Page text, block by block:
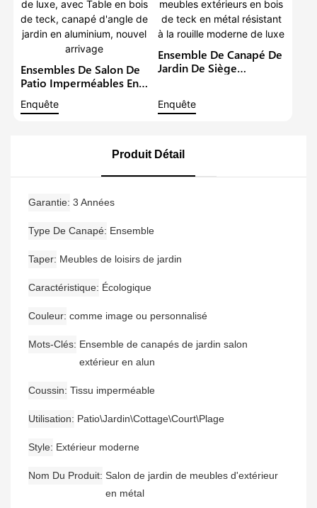
Ensembles De Salon De
Patio Imperméables En
D'extérieur De Luxe,
Jardin En Aluminium,
Enquête
Ensemble De Canapé De
Jardin De Siège
Extérieurs En Bois De
De Luxe
Enquête
Produit Détail
Garantie 3 Années
Type De Canapé Ensemble
Taper Meubles de loisirs de jardin
Caractéristique Écologique
Couleur comme image ou personnalisé
Mots-Clés Ensemble de canapés de jardin salon
extérieur en alun
Coussin Tissu imperméable
Utilisation Patio\Jardin\Cottage\Court\Plage
Style Extérieur moderne
Nom Du Produit Salon de jardin de meubles d'extérieur
en métal